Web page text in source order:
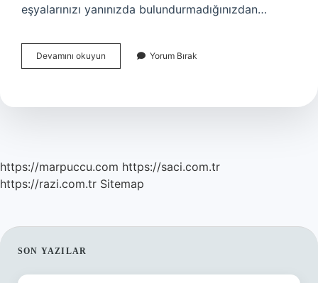
eşyalarınızı yanınızda bulundurmadığınızdan…
Devamını okuyun Cezaevine
Iç
Mu
Yorum Bırak
https://marpuccu.com https://saci.com.tr
https://razi.com.tr Sitemap
SIDEBAR
SON YAZILAR